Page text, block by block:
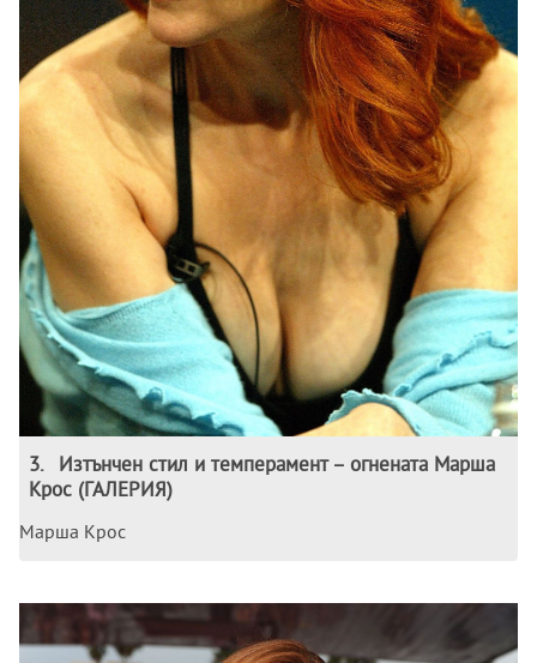
3.
Изтънчен стил и темперамент – огнената Марша
Крос (ГАЛЕРИЯ)
Марша Крос